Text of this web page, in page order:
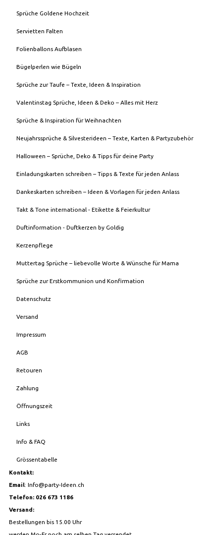
Sprüche Goldene Hochzeit
Servietten Falten
Folienballons Aufblasen
Bügelperlen wie Bügeln
Sprüche zur Taufe – Texte, Ideen & Inspiration
Valentinstag Sprüche, Ideen & Deko – Alles mit Herz
Sprüche & Inspiration für Weihnachten
Neujahrssprüche & Silvesterideen – Texte, Karten & Partyzubehör
Halloween – Sprüche, Deko & Tipps für deine Party
Einladungskarten schreiben – Tipps & Texte für jeden Anlass
Dankeskarten schreiben – Ideen & Vorlagen für jeden Anlass
Takt & Tone international - Etikette & Feierkultur
Duftinformation - Duftkerzen by Goldig
Kerzenpflege
Muttertag Sprüche – liebevolle Worte & Wünsche für Mama
Sprüche zur Erstkommunion und Konfirmation
Datenschutz
Versand
Impressum
AGB
Retouren
Zahlung
Öffnungszeit
Links
Info & FAQ
Grössentabelle
Kontakt:
Email: Info@party-Ideen.ch
Telefon: 026 673 1186
Versand:
Bestellungen bis 15.00 Uhr